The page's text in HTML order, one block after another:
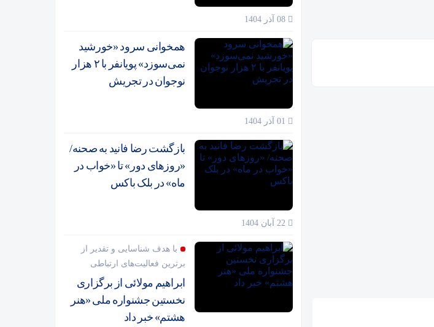
همخوانی سرود «خورشید
نمی‌سوزد» پویانفر با ۲ هزار
نوجوان در تجریش
بازگشت رضا فانید به صحنه/
«روزهای دور» تا «خواب در
ماه» در بلک باکس
با هدف شناسایی و تقدیر از
برترین فعالیت‌های ارتباطی
ابراهیم مولائی از برگزاری
نخستین جشنواره ملی «هنر
هشتم» خبر داد